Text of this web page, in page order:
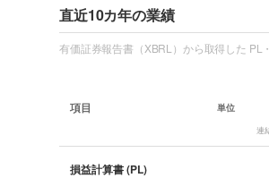
直近10カ年の業績
有価証券報告書（XBRL）から取得した PL
項目 単位
連
損益計算書 (PL)